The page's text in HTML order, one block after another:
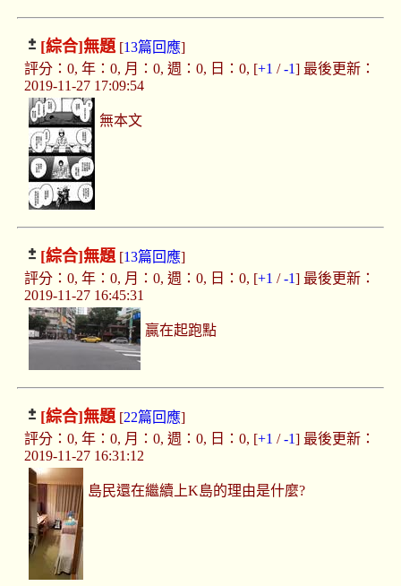
[綜合]無題[13篇回應]
評分：0, 年：0, 月：0, 週：0, 日：0, [+1 /-1] 最後更新：
2019-11-27 17:09:54
無本文
[綜合]無題[13篇回應]
評分：0, 年：0, 月：0, 週：0, 日：0, [+1 /-1] 最後更新：
2019-11-27 16:45:31
贏在起跑點
[綜合]無題[22篇回應]
評分：0, 年：0, 月：0, 週：0, 日：0, [+1 /-1] 最後更新：
2019-11-27 16:31:12
島民還在繼續上K島的理由是什麼?